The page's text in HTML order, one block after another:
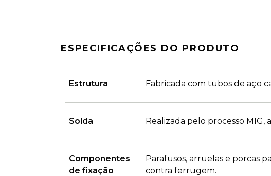
ESPECIFICAÇÕES DO PRODUTO
Estrutura Fabricada com tubos de aço
Solda Realizada pelo processo
Componentes
de fixação
Parafusos, arruelas e porcas
contra ferrugem.